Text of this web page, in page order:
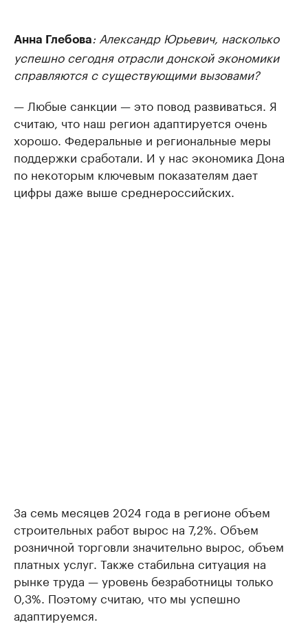
Анна Глебова : Александр Юрьевич, насколько
успешно сегодня отрасли донской экономики
справляются с существующими вызовами?
— Любые санкции — это повод развиваться. Я
считаю, что наш регион адаптируется очень
хорошо. Федеральные и региональные меры
поддержки сработали. И у нас экономика Дона
по некоторым ключевым показателям дает
цифры даже выше среднероссийских.
За семь месяцев 2024 года в регионе объем
строительных работ вырос на 7,2%. Объем
розничной торговли значительно вырос, объем
платных услуг. Также стабильна ситуация на
рынке труда — уровень безработницы только
0,3%. Поэтому считаю, что мы успешно
адаптируемся.